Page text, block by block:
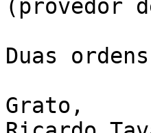
(provedor
Duas
Grato,